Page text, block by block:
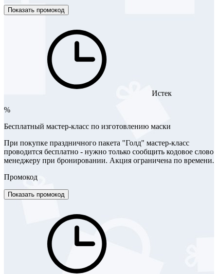
Показать промокод
Истек
%
Бесплатный мастер-класс по изготовлению маски
При покупке праздничного пакета "Голд" мастер-класс
проводится бесплатно - нужно только сообщить кодовое слово
менеджеру при бронировании. Акция ограничена по времени.
Промокод
Показать промокод